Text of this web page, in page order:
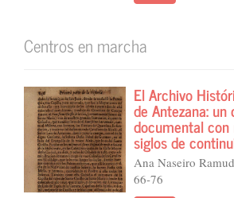
Centros en marcha
El Archivo
de Antezana:
documental
siglos de
Ana Naseiro
66-76